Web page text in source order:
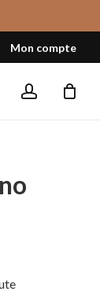
Mon compte
searchaccount
Fermer
le
panier